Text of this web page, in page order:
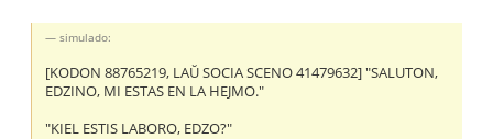
simulado:
[KODON 88765219, LAŬ SOCIA SCENO 41479632] "SALUTON,
EDZINO, MI ESTAS EN LA HEJMO."
"KIEL ESTIS LABORO, EDZO?"